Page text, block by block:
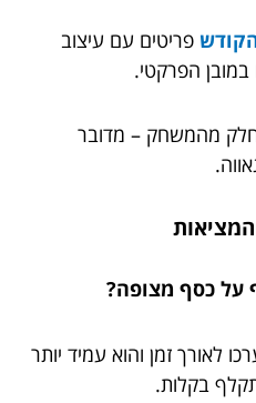
פריטים עם עיצוב
הפרקטי.
חלק מהמשחק – מדובר
על כסף מצופה?
לאורך זמן והוא עמיד יותר
בקלות.